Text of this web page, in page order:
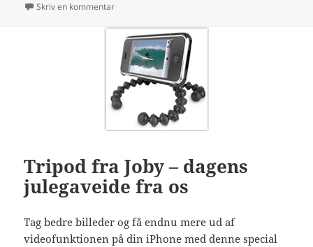
Skriv en kommentartil Få endnu mere ud af dit iPhone kamera
Tripod fra Joby – dagens
julegaveide fra os
Tag bedre billeder og få endnu mere ud af
videofunktionen på din iPhone med denne special